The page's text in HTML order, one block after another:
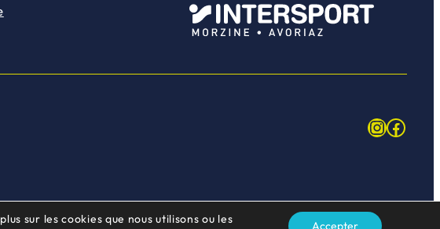
sur les cookies que nous utilisons ou les
Accepter